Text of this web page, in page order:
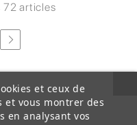
72 articles
et ceux de
et vous montrer des
en analysant vos